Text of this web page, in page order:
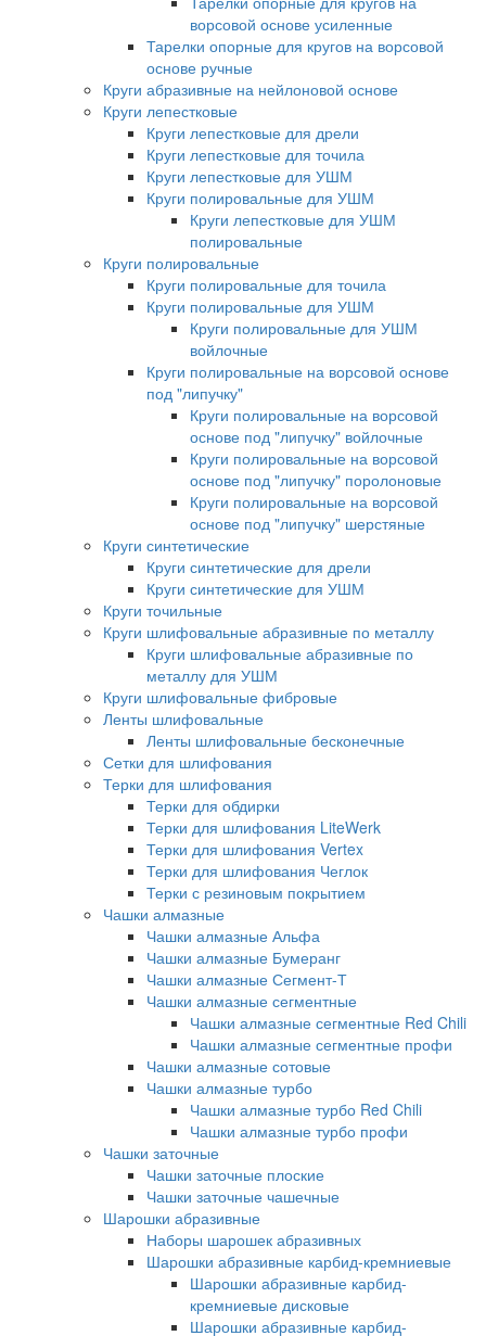
ворсовой основе усиленные
Тарелки опорные для кругов на ворсовой
основе ручные
Круги абразивные на нейлоновой основе
Круги лепестковые
Круги лепестковые для дрели
Круги лепестковые для точила
Круги лепестковые для УШМ
Круги полировальные для УШМ
Круги лепестковые для УШМ
полировальные
Круги полировальные
Круги полировальные для точила
Круги полировальные для УШМ
Круги полировальные для УШМ
войлочные
Круги полировальные на ворсовой основе
под "липучку"
Круги полировальные на ворсовой
основе под "липучку" войлочные
Круги полировальные на ворсовой
основе под "липучку" поролоновые
Круги полировальные на ворсовой
основе под "липучку" шерстяные
Круги синтетические
Круги синтетические для дрели
Круги синтетические для УШМ
Круги точильные
Круги шлифовальные абразивные по металлу
Круги шлифовальные абразивные по
металлу для УШМ
Круги шлифовальные фибровые
Ленты шлифовальные
Ленты шлифовальные бесконечные
Сетки для шлифования
Терки для шлифования
Терки для обдирки
Терки для шлифования LiteWerk
Терки для шлифования Vertex
Терки для шлифования Чеглок
Терки с резиновым покрытием
Чашки алмазные
Чашки алмазные Альфа
Чашки алмазные Бумеранг
Чашки алмазные Сегмент-Т
Чашки алмазные сегментные
Чашки алмазные сегментные Red Chili
Чашки алмазные сегментные профи
Чашки алмазные сотовые
Чашки алмазные турбо
Чашки алмазные турбо Red Chili
Чашки алмазные турбо профи
Чашки заточные
Чашки заточные плоские
Чашки заточные чашечные
Шарошки абразивные
Наборы шарошек абразивных
Шарошки абразивные карбид-кремниевые
Шарошки абразивные карбид-
кремниевые дисковые
Шарошки абразивные карбид-